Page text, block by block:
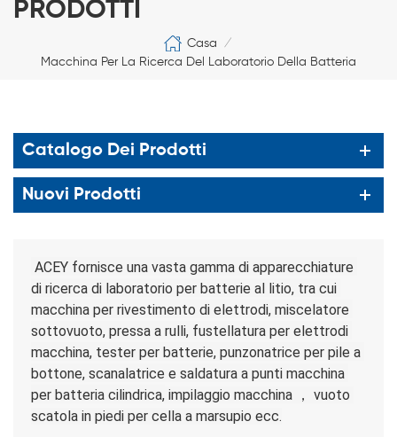
PRODOTTI
Casa /
Macchina Per La Ricerca Del Laboratorio Della Batteria
Catalogo Dei Prodotti
Nuovi Prodotti
di ricerca di laboratorio per batterie al litio, tra cui
macchina per rivestimento di elettrodi, miscelatore
sottovuoto, pressa a rulli, fustellatura per elettrodi
macchina, tester per batterie, punzonatrice per pile a
bottone, scanalatrice e saldatura a punti macchina
per batteria cilindrica, impilaggio macchina ， vuoto
scatola in piedi per cella a marsupio ecc.